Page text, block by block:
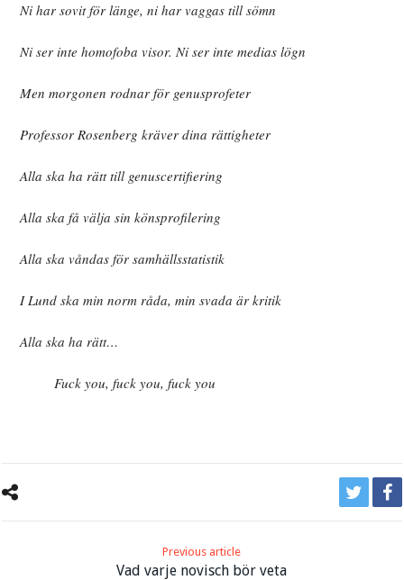
Ni har sovit för länge, ni har vaggas till sömn
Ni ser inte homofoba visor. Ni ser inte medias lögn
Men morgonen rodnar för genusprofeter
Professor Rosenberg kräver dina rättigheter
Alla ska ha rätt till genuscertifiering
Alla ska få välja sin könsprofilering
Alla ska våndas för samhällsstatistik
I Lund ska min norm råda, min svada är kritik
Alla ska ha rätt…
Fuck you, fuck you, fuck you
Previous article
Vad varje novisch bör veta